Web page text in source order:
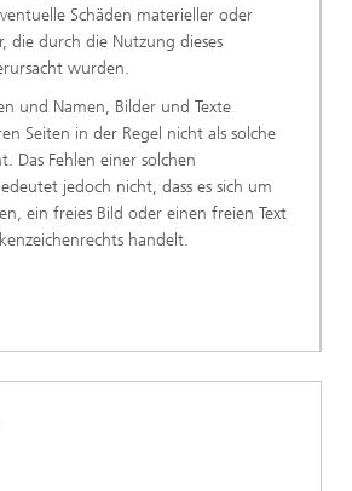
Schäden materieller oder
die durch die Nutzung dieses
wurden.
und Namen, Bilder und Texte
Seiten in der Regel nicht als solche
Das Fehlen einer solchen
jedoch nicht, dass es sich um
ein freies Bild oder einen freien Text
handelt.